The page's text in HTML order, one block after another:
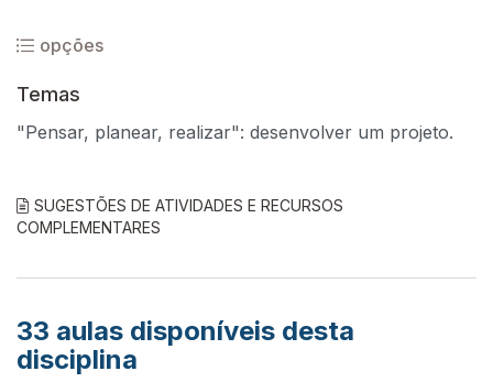
opções
Temas
"Pensar, planear, realizar": desenvolver um projeto.
SUGESTÕES DE ATIVIDADES E RECURSOS
COMPLEMENTARES
33 aulas disponíveis desta
disciplina